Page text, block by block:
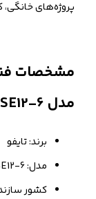
پروژه‌های
مشخصات
مدل 6SE12-6 سه فاز ۹۹ متری
برند: تایفو
مدل: 6SE12-6
کشور